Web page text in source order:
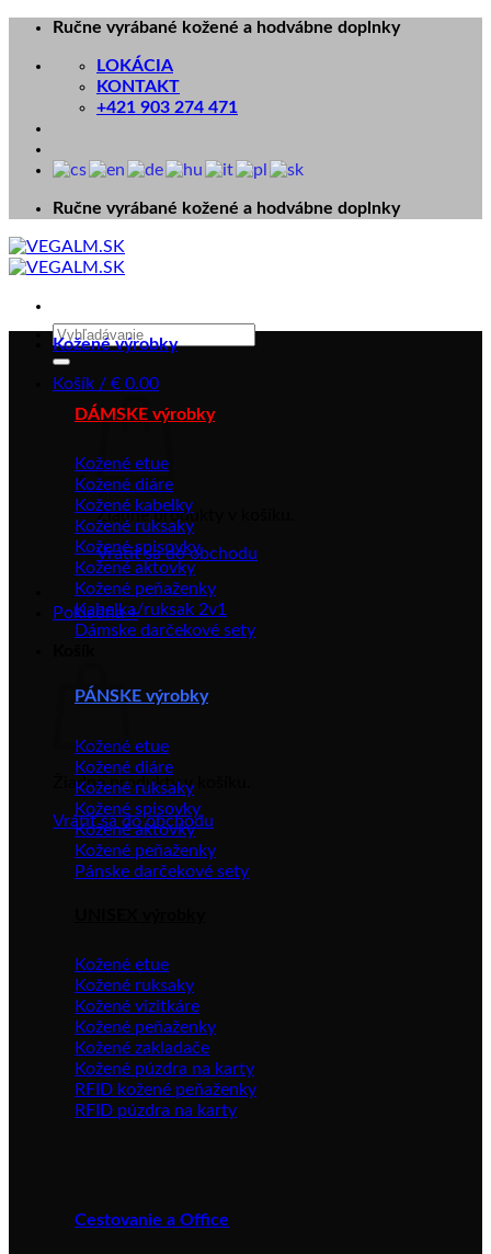
Skip
content
Ručne vyrábané kožené a hodvábne doplnky
LOKÁCIA
KONTAKT
+421 903 274 471
Ručne vyrábané kožené a hodvábne doplnky
Hľadať:
Košík / € 0.00
Žiadne produkty v košíku.
Vrátiť sa do obchodu
Pokladňa +
Žiadne produkty v košíku.
Vrátiť sa do obchodu
Kožené výrobky
DÁMSKE výrobky
Kožené etue
Kožené diáre
Kožené kabelky
Kožené ruksaky
Kožené spisovky
Kožené aktovky
Kožené peňaženky
Kabelka/ruksak 2v1
Dámske darčekové sety
PÁNSKE výrobky
Kožené etue
Kožené diáre
Kožené ruksaky
Kožené spisovky
Kožené aktovky
Kožené peňaženky
Pánske darčekové sety
Kožené etue
Kožené ruksaky
Kožené vizitkáre
Kožené peňaženky
Kožené zakladače
Kožené púzdra na karty
RFID kožené peňaženky
RFID púzdra na karty
Cestovanie a Office